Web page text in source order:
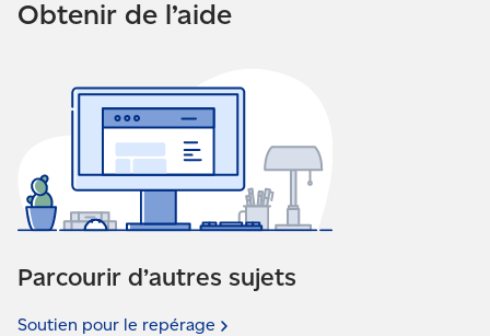
Obtenir de l’aide
Parcourir d’autres sujets
Soutien pour le repérage